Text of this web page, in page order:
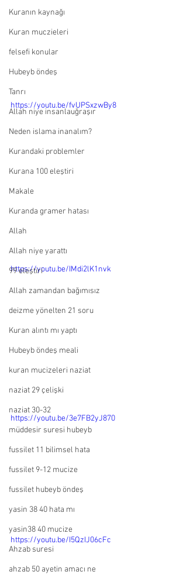
Kuranın kaynağı
Kuran muczieleri
felsefi konular
Hubeyb öndeş
Tanrı
Allah niye insanlauğraşır
Neden islama inanalım?
Kurandaki problemler
Kurana 100 eleştiri
Makale
Kuranda gramer hatası
Allah
Allah niye yarattı
99 eleştiri
Allah zamandan bağımısız
deizme yönelten 21 soru
Kuran alıntı mı yaptı
Hubeyb öndeş meali
kuran mucizeleri naziat
naziat 29 çelişki
naziat 30-32
müddesir suresi hubeyb
fussilet 11 bilimsel hata
fussilet 9-12 mucize
fussilet hubeyb öndeş
yasin 38 40 hata mı
yasin38 40 mucize
Ahzab suresi
ahzab 50 ayetin amacı ne
https://youtu.be/fvUPSxzwBy8
https://youtu.be/IMdi2lK1nvk
https://youtu.be/3e7FB2yJ870
https://youtu.be/I5QzIJ06cFc